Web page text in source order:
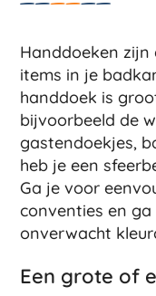
Handdoeken zijn
items in je
handdoek is
bijvoorbeeld de
gastendoekjes,
heb je een
Ga je voor
conventies en
onverwacht
Een grote of